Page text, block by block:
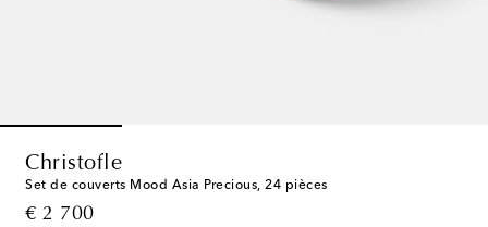
Christofle
Set de couverts Mood Asia Precious, 24 pièces
€ 2 700
original price